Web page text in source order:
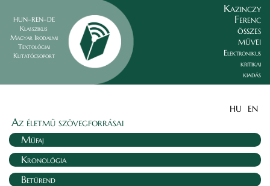
HUN–REN–DE
Klasszikus
Magyar Irodalmi
Textológiai
Kutatócsoport
Kazinczy
Ferenc
összes
művei
Elektronikus
kritikai
kiadás
HU EN
Az életmű szövegforrásai
Műfaj
Kronológia
Betűrend